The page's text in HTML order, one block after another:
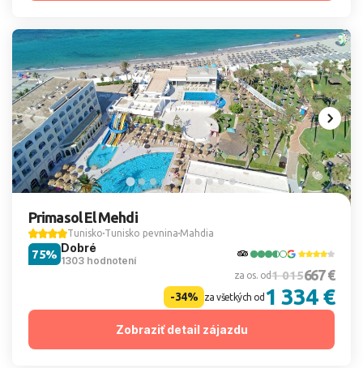
Primasol El Mehdi
Tunisko Tunisko pevnina Mahdia
Dobré
1303 hodnotení
75%
za os. od1 015667 €
-34% za všetkých od 1 334 €
Zobraziť detail zájazdu